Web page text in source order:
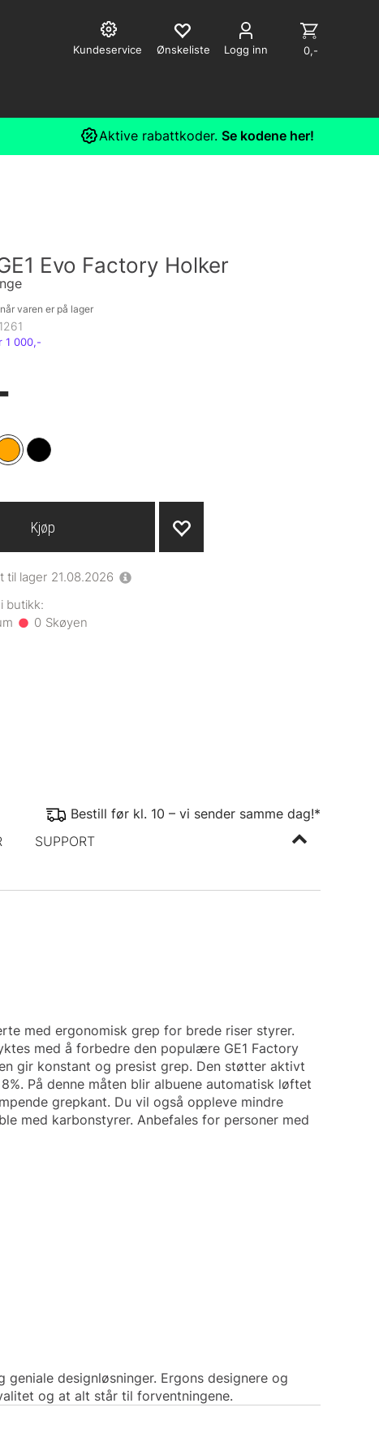
Logg inn
Kundeservice 0,-
Aktive rabattkoder. Se kodene her!
Evo Factory Holker
til lager 21.08.2026
0
Kjøp
Bestill før kl. 10 – vi sender samme dag!*
varen er på lager
SUPPORT
med ergonomisk grep for brede riser styrer.
med å forbedre den populære GE1 Factory
gir konstant og presist grep. Den støtter aktivt
På denne måten blir albuene automatisk løftet
grepkant. Du vil også oppleve mindre
med karbonstyrer. Anbefales for personer med
designløsninger. Ergons designere og
og at alt står til forventningene.